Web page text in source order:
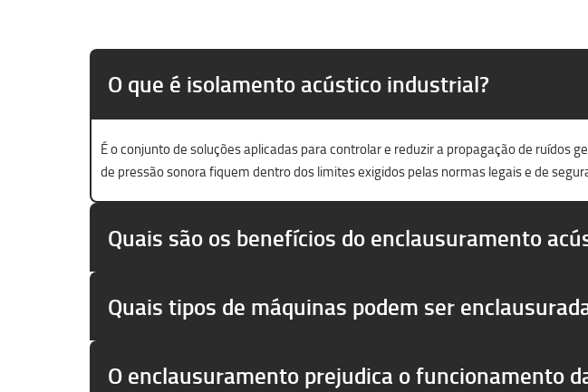
O que é isolamento acústico industrial?
É o conjunto de soluções aplicadas para controlar e reduzir a propagação de ruídos
de pressão sonora fiquem dentro dos limites exigidos pelas normas legais e de
Quais são os benefícios do enclausuramento
Quais tipos de máquinas podem ser
O enclausuramento prejudica o funcionamento